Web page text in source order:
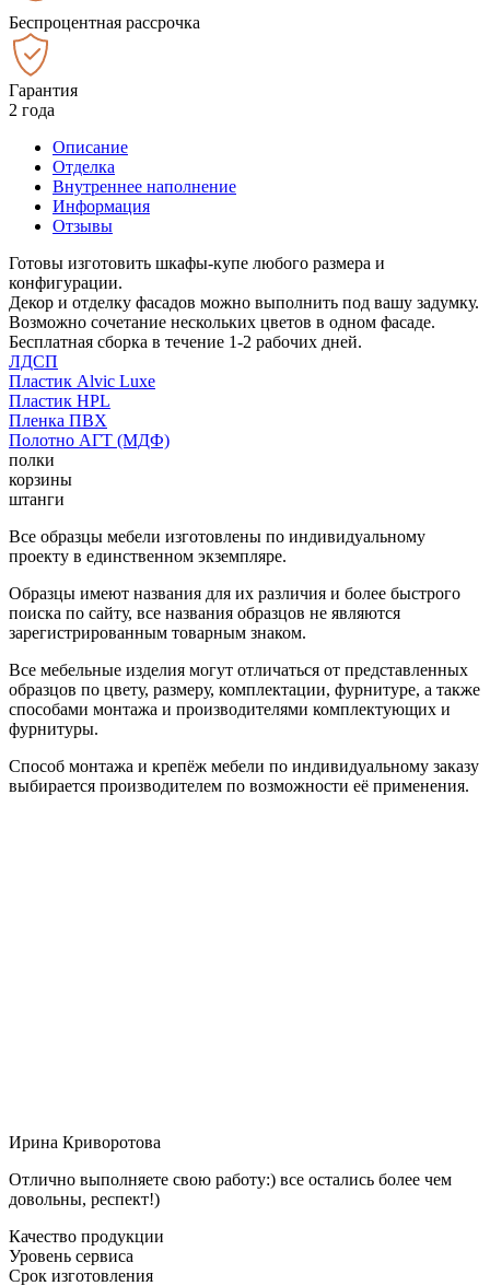
Беспроцентная рассрочка
Гарантия
2 года
Описание
Отделка
Внутреннее наполнение
Информация
Отзывы
Готовы изготовить шкафы-купе любого размера и
конфигурации.
Декор и отделку фасадов можно выполнить под вашу задумку.
Возможно сочетание нескольких цветов в одном фасаде.
Бесплатная сборка в течение 1-2 рабочих дней.
ЛДСП
Пластик Alvic Luxe
Пластик HPL
Пленка ПВХ
Полотно АГТ (МДФ)
полки
корзины
штанги
Все образцы мебели изготовлены по индивидуальному
проекту в единственном экземпляре.
Образцы имеют названия для их различия и более быстрого
поиска по сайту, все названия образцов не являются
зарегистрированным товарным знаком.
Все мебельные изделия могут отличаться от представленных
образцов по цвету, размеру, комплектации, фурнитуре, а также
способами монтажа и производителями комплектующих и
фурнитуры.
Способ монтажа и крепёж мебели по индивидуальному заказу
выбирается производителем по возможности её применения.
Ирина Криворотова
Отлично выполняете свою работу:) все остались более чем
довольны, респект!)
Качество продукции
Уровень сервиса
Срок изготовления